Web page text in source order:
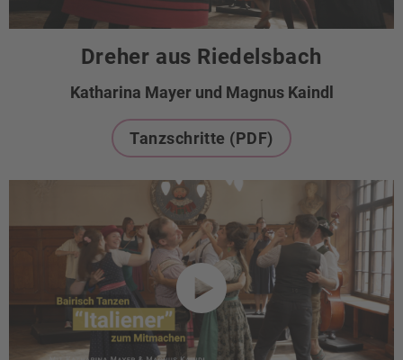
Dreher aus Riedelsbach
Katharina Mayer und Magnus Kaindl
Tanzschritte (PDF)